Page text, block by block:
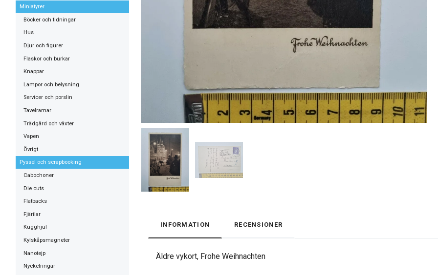
Miniatyrer
Böcker och tidningar
Hus
Djur och figurer
Flaskor och burkar
Knappar
Lampor och belysning
Servicer och porslin
Tavelramar
Trädgård och växter
Vapen
Övrigt
Pyssel och scrapbooking
Cabochoner
Die cuts
Flatbacks
Fjärilar
Kugghjul
Kylskåpsmagneter
Nanotejp
Nyckelringar
INFORMATION RECENSIONER
Äldre vykort, Frohe Weihnachten